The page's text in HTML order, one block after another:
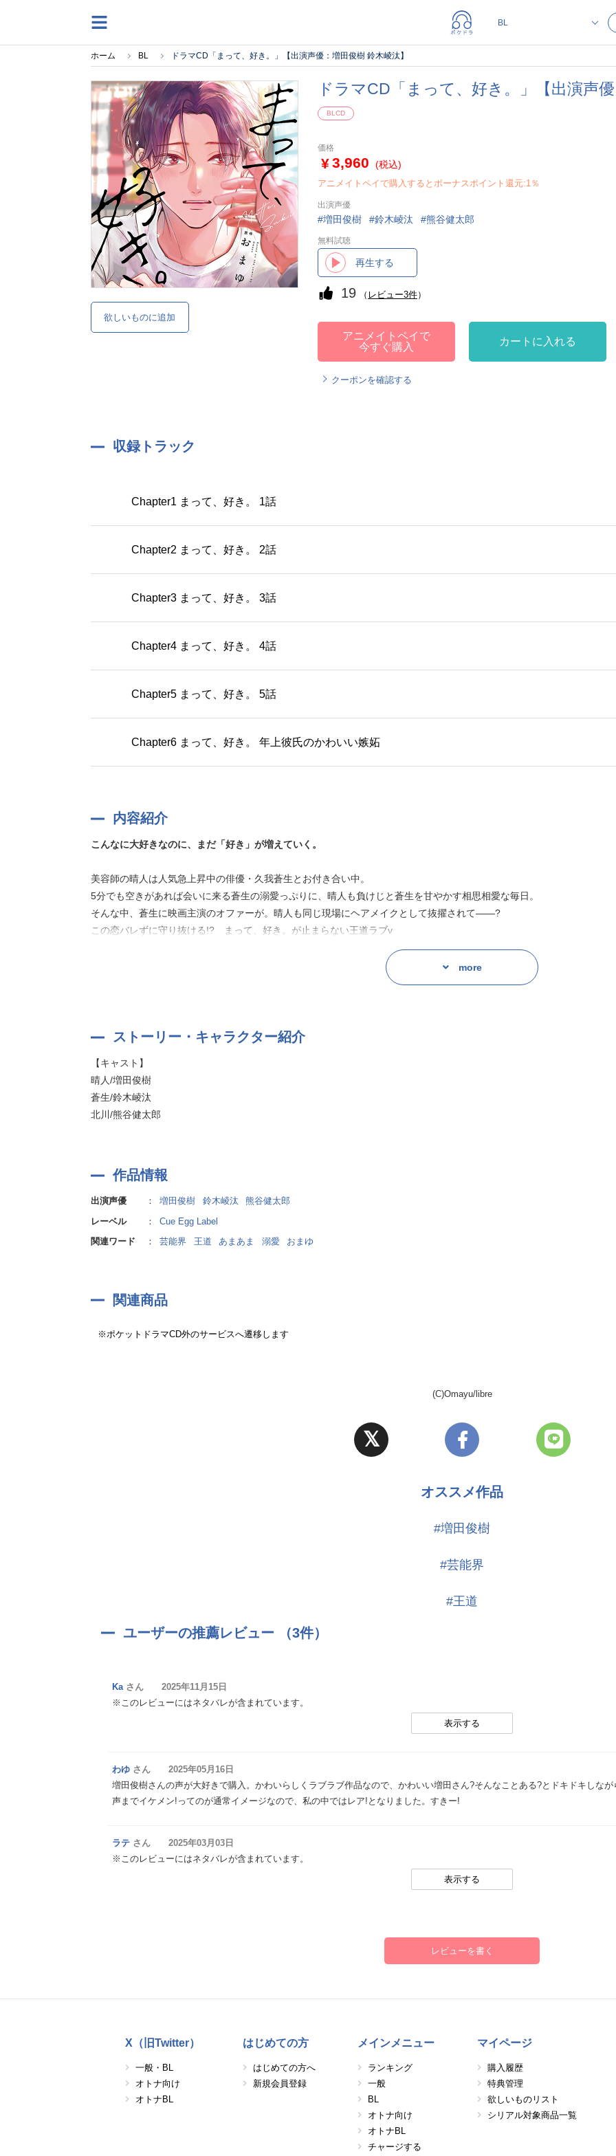
ホーム BL ドラマCD「まって、好き。」【出演声優：増田俊樹 鈴木崚汰】
欲しいものに追加
ドラマCD「まって、好き。」【出演声優
BLCD
価格
3,960 (税込)
アニメイトペイで購入するとボーナスポイント還元:1％
出演声優
増田俊樹 鈴木崚汰 熊谷健太郎
無料試聴
再生する
19 （ レビュー3件）
アニメイトペイで
今すぐ購入
カートに入れる
クーポンを確認する
収録トラック
Chapter1 まって、好き。 1話
Chapter2 まって、好き。 2話
Chapter3 まって、好き。 3話
Chapter4 まって、好き。 4話
Chapter5 まって、好き。 5話
Chapter6 まって、好き。 年上彼氏のかわいい嫉妬
内容紹介
こんなに大好きなのに、まだ「好き」が増えていく。
美容師の晴人は人気急上昇中の俳優・久我蒼生とお付き合い中。
5分でも空きがあれば会いに来る蒼生の溺愛っぷりに、晴人も負けじと蒼生を甘やかす相思相愛な毎日。
そんな中、蒼生に映画主演のオファーが。晴人も同じ現場にヘアメイクとして抜擢されて――?
この恋バレずに守り抜ける!? まって、好き。が止まらない王道ラブv
more
ストーリー・キャラクター紹介
【キャスト】
晴人/増田俊樹
蒼生/鈴木崚汰
北川/熊谷健太郎
作品情報
出演声優 ： 増田俊樹 鈴木崚汰
熊谷健太郎
レーベル
：
Cue Egg Label
関連ワード
： 芸能界 王道 あまあま 溺愛 おまゆ
関連商品
※ポケットドラマCD外のサービスへ遷移します
(C)Omayu/libre
オススメ作品
#増田俊樹
#芸能界
#王道
ユーザーの推薦レビュー （3件）
Kaさん 2025年11月15日
※このレビューにはネタバレが含まれています。
表示する
わゆ さん 2025年05月16日
増田俊樹さんの声が大好きで購入。かわいらしくラブラブ作品なので、かわいい増田さん?そんなことある?とドキドキしなが
声までイケメン!ってのが通常イメージなので、私の中ではレア!となりました。すきー!
ラテ さん 2025年03月03日
※このレビューにはネタバレが含まれています。
表示する
レビューを書く
X（旧Twitter）
一般・BL
オトナ向け
オトナBL
はじめての方
はじめての方へ
新規会員登録
メインメニュー
ランキング
一般
BL
オトナ向け
オトナBL
チャージする
マイページ
購入履歴
特典管理
欲しいものリスト
シリアル対象商品一覧